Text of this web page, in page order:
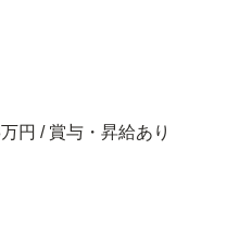
円 / 賞与・昇給あり